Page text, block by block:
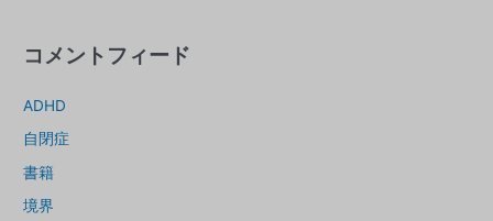
コメントフィード
ADHD
自閉症
書籍
境界